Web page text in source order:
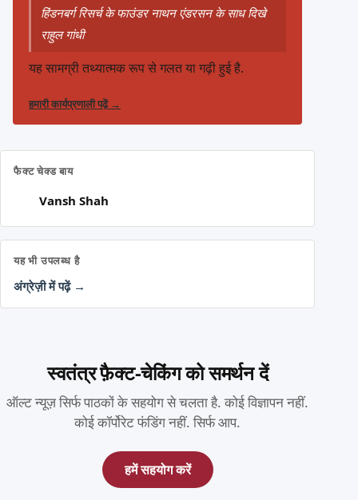
हिंडनबर्ग रिसर्च के फाउंडर नाथन एंडरसन के साध दिखे
राहुल गांधी
यह सामग्री तथ्यात्मक रूप से गलत या गढ़ी हुई है.
हमारी कार्यप्रणाली पढ़ें →
फैक्ट चेक्ड बाय
Vansh Shah
यह भी उपलब्ध है
अंग्रेज़ी में पढ़ें →
स्वतंत्र फ़ैक्ट-चेकिंग को समर्थन दें
ऑल्ट न्यूज़ सिर्फ पाठकों के सहयोग से चलता है. कोई विज्ञापन नहीं.
कोई कॉर्पोरेट फंडिंग नहीं. सिर्फ आप.
हमें सहयोग करें